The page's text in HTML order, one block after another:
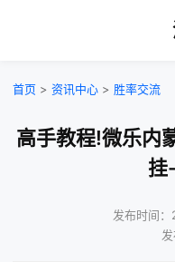
首页 > 资讯中心 > 胜率交流
高手教程!微乐内
挂
发布时间